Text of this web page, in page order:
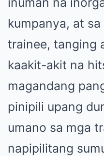
kumpanya, at
trainee, tanging
kaakit-akit na
magandang
pinipili upang
umano sa mga
napipilitang